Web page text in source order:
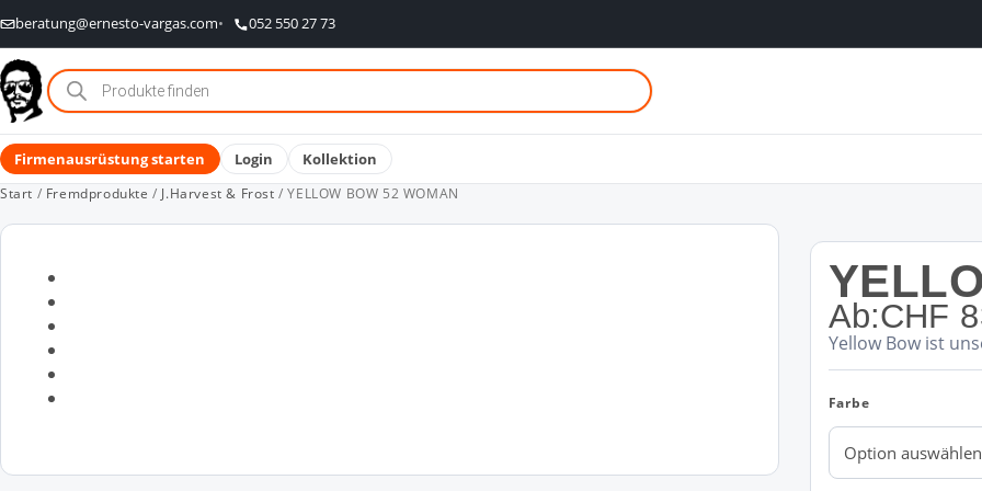
beratung@ernesto-vargas.com 052 550 27 73
Products
search
Firmenausrüstung starten Login Kollektion
Start / Fremdprodukte / J.Harvest & Frost / YELLOW BOW 52 WOMAN
Ab:CHF
Yellow Bow ist
Farbe